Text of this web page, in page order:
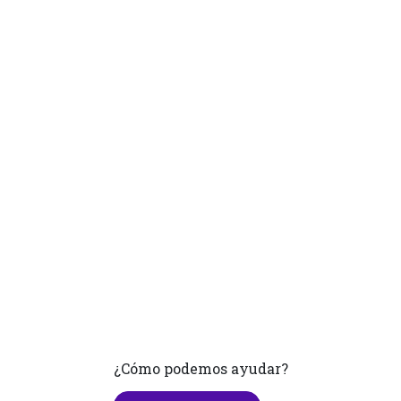
¿Cómo podemos ayudar?